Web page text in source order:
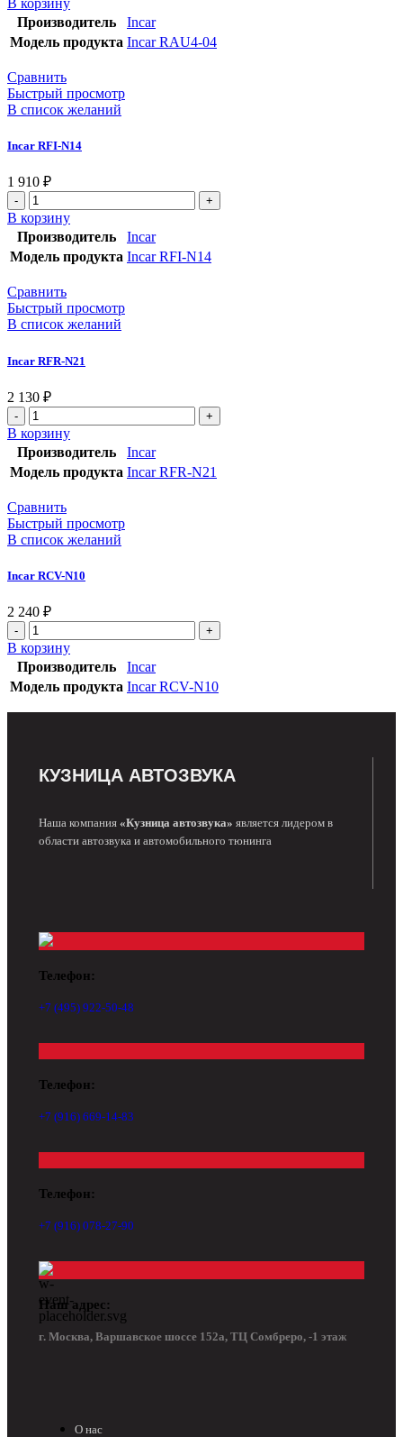
Производитель
Incar
Модель продукта Incar RAU4-04
Сравнить
Быстрый просмотр
В список желаний
Incar RFI-N14
1 910 ₽
В корзину
Производитель
Incar
Модель продукта Incar RFI-N14
Сравнить
Быстрый просмотр
В список желаний
Incar RFR-N21
2 130 ₽
В корзину
Производитель
Incar
Модель продукта Incar RFR-N21
Сравнить
Быстрый просмотр
В список желаний
Incar RCV-N10
2 240 ₽
В корзину
Производитель
Incar
Модель продукта Incar RCV-N10
КУЗНИЦА АВТОЗВУКА
Наша компания «Кузница автозвука» является лидером в
области автозвука и автомобильного тюнинга
Телефон:
+7 (495) 922-50-48
Телефон:
+7 (916) 669-14-83
Телефон:
+7 (916) 078-27-90
Наш адрес:
г. Москва, Варшавское шоссе 152а, ТЦ Сомбреро, -1 этаж
О нас